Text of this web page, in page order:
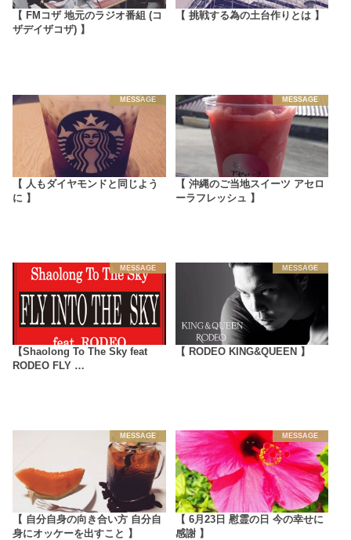
【 FMコザ 地元のラジオ番組 (コ
ザデイザコザ) 】
【 挑戦する為の土台作りとは 】
MESSAGE
【 人もダイヤモンドと同じよう
に 】
MESSAGE
【 沖縄のご当地スイーツ アセロ
ーラフレッシュ 】
MESSAGE
【Shaolong To The Sky feat
RODEO FLY …
MESSAGE
【 RODEO KING&QUEEN 】
MESSAGE
【 自分自身の向き合い方 自分自
身にオッケーを出すこと 】
MESSAGE
【 6月23日 慰霊の日 今の幸せに
感謝 】